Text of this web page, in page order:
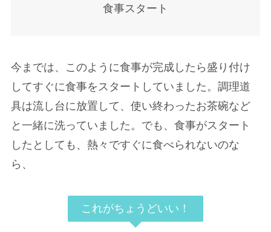
食事スタート
今までは、このように食事が完成したら盛り付け
してすぐに食事をスタートしていました。調理道
具は流し台に放置して、使い終わったお茶碗など
と一緒に洗っていました。でも、食事がスタート
したとしても、熱々ですぐに食べられないのな
ら、
これがちょうどいい！